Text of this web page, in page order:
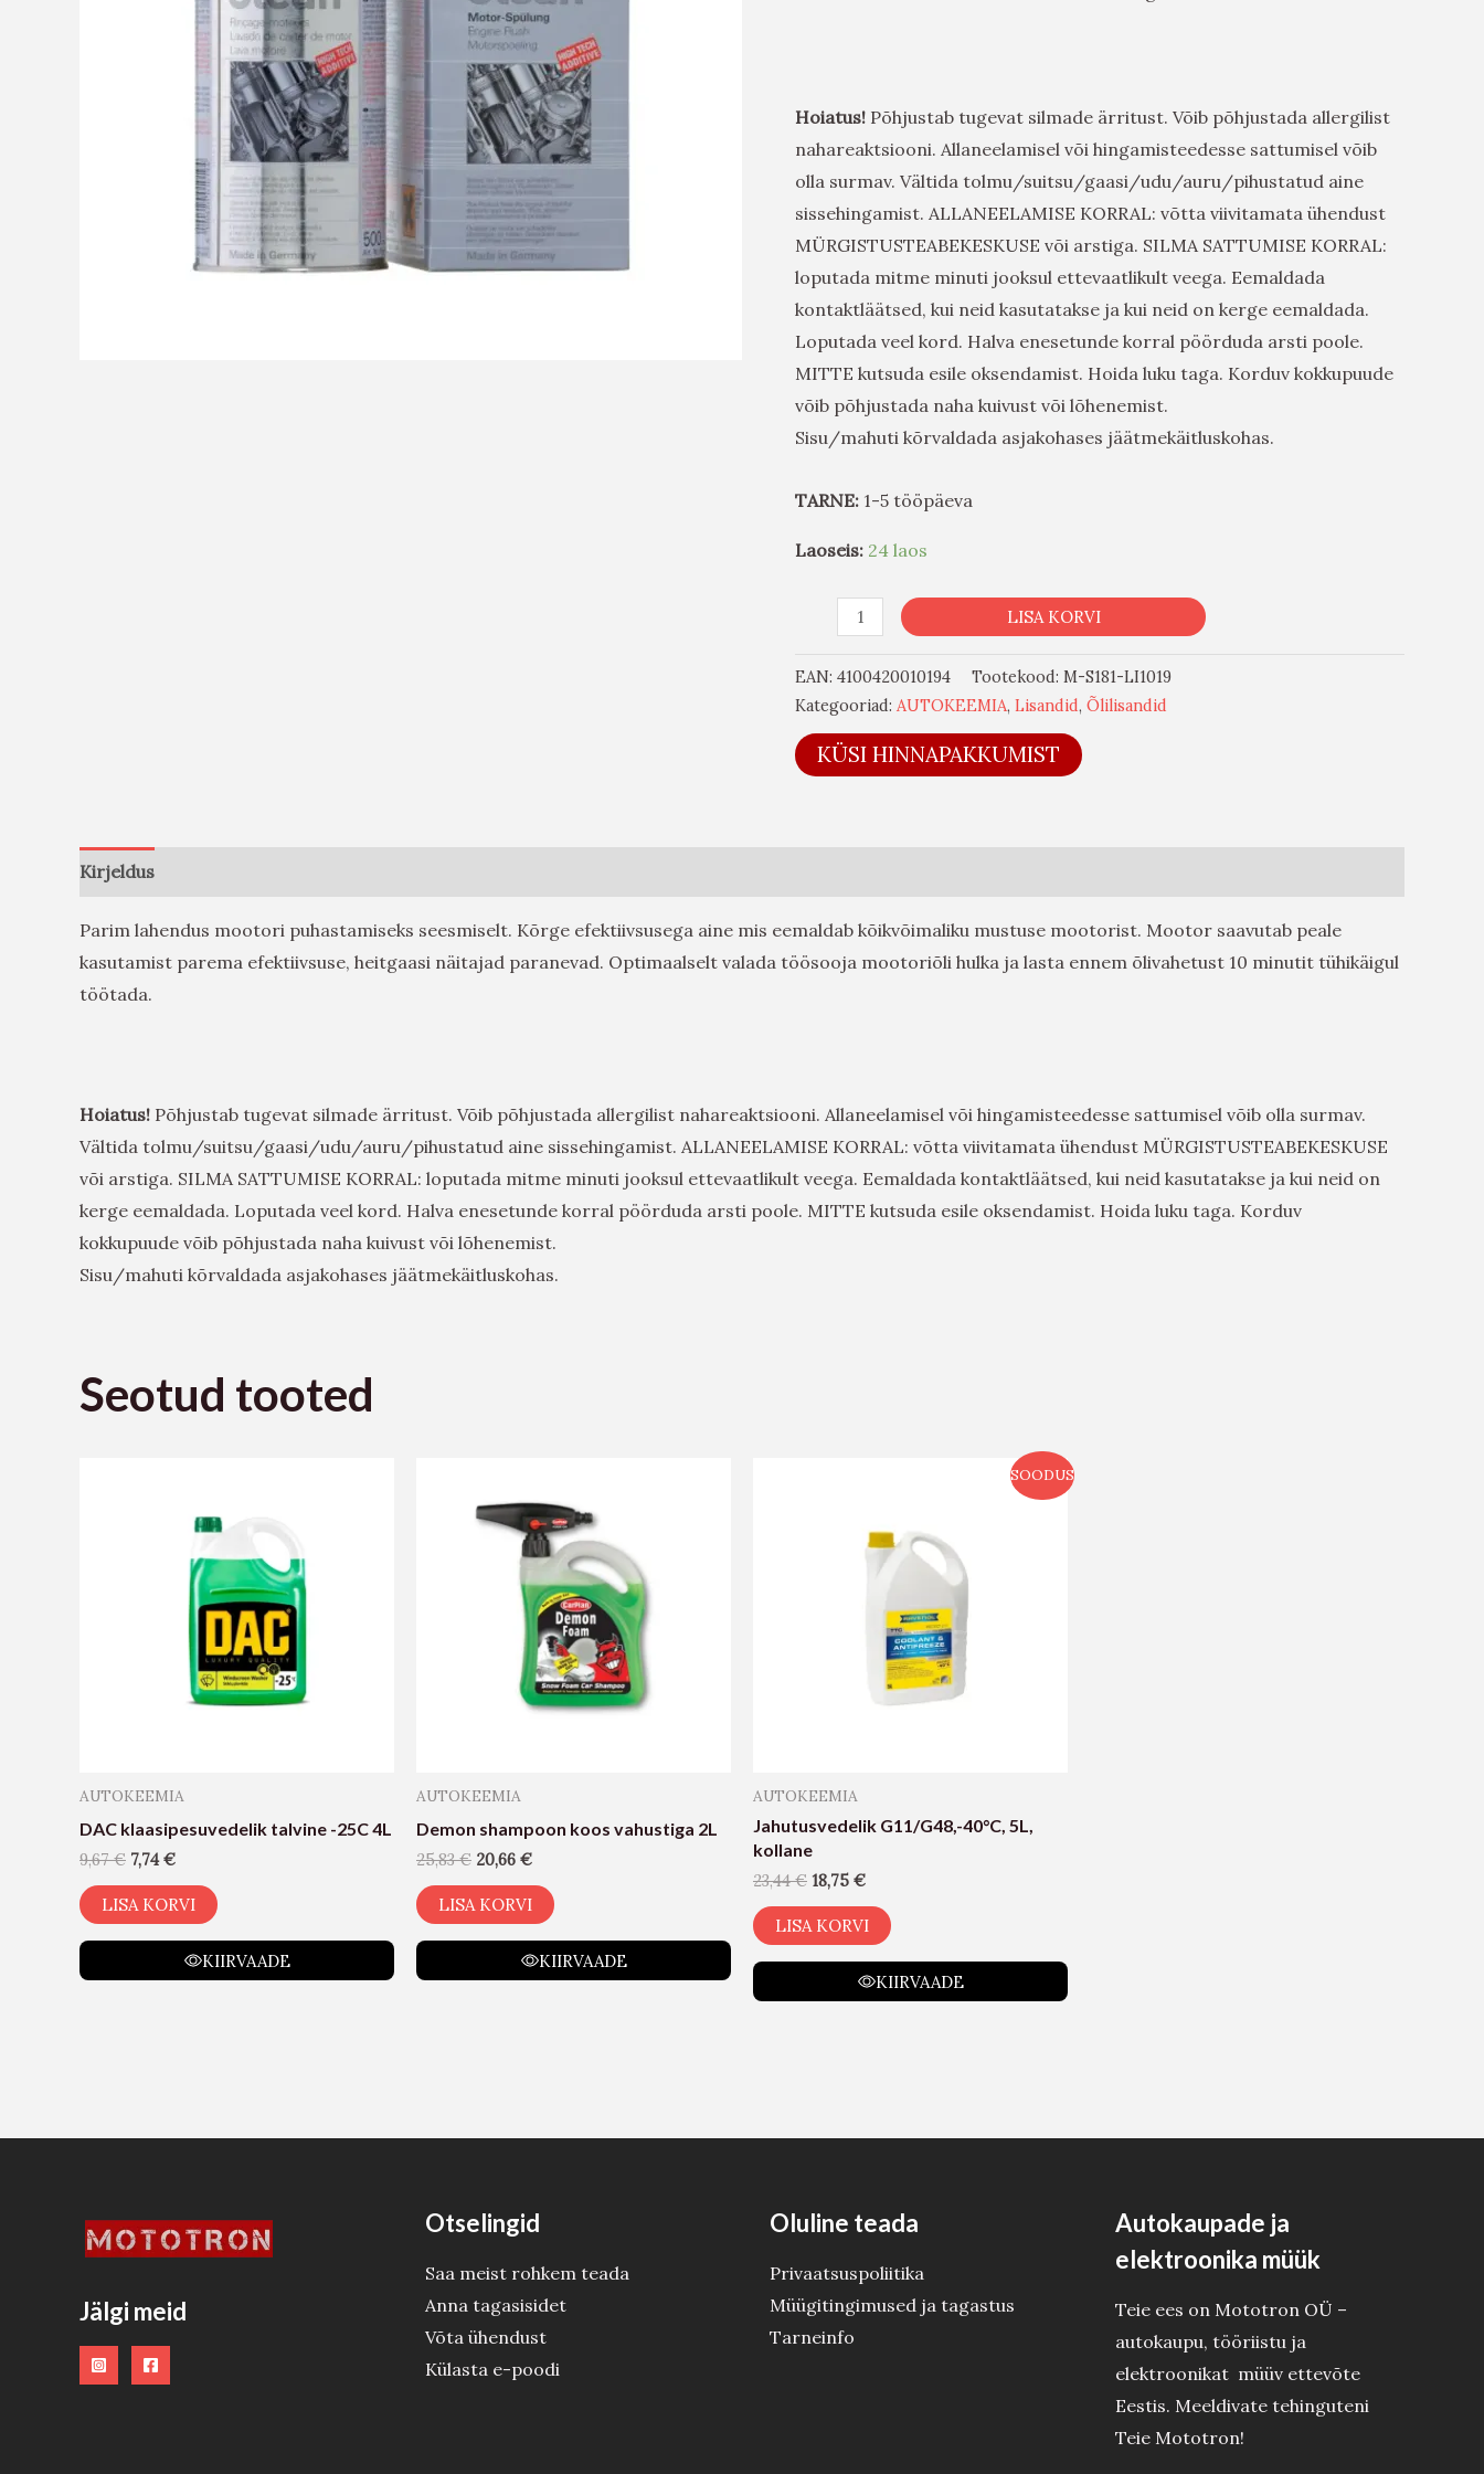
Hoiatus! Põhjustab tugevat silmade ärritust. Võib põhjustada allergilist
nahareaktsiooni. Allaneelamisel või hingamisteedesse sattumisel võib
olla surmav. Vältida tolmu/suitsu/gaasi/udu/auru/pihustatud aine
sissehingamist. ALLANEELAMISE KORRAL: võtta viivitamata ühendust
MÜRGISTUSTEABEKESKUSE või arstiga. SILMA SATTUMISE KORRAL:
loputada mitme minuti jooksul ettevaatlikult veega. Eemaldada
kontaktläätsed, kui neid kasutatakse ja kui neid on kerge eemaldada.
Loputada veel kord. Halva enesetunde korral pöörduda arsti poole.
MITTE kutsuda esile oksendamist. Hoida luku taga. Korduv kokkupuude
võib põhjustada naha kuivust või lõhenemist.
Sisu/mahuti kõrvaldada asjakohases jäätmekäitluskohas.
TARNE: 1-5 tööpäeva
Laoseis: 24 laos
LISA KORVI
EAN: 4100420010194 Tootekood: M-S181-LI1019
Kategooriad: AUTOKEEMIA, Lisandid, Õlilisandid
KÜSI HINNAPAKKUMIST
Kirjeldus
Parim lahendus mootori puhastamiseks seesmiselt. Kõrge efektiivsusega aine mis eemaldab kõikvõimaliku mustuse mootorist. Mootor saavutab peale
kasutamist parema efektiivsuse, heitgaasi näitajad paranevad. Optimaalselt valada töösooja mootoriõli hulka ja lasta ennem õlivahetust 10 minutit tühikäigul
töötada.
Hoiatus! Põhjustab tugevat silmade ärritust. Võib põhjustada allergilist nahareaktsiooni. Allaneelamisel või hingamisteedesse sattumisel võib olla surmav.
Vältida tolmu/suitsu/gaasi/udu/auru/pihustatud aine sissehingamist. ALLANEELAMISE KORRAL: võtta viivitamata ühendust MÜRGISTUSTEABEKESKUSE
või arstiga. SILMA SATTUMISE KORRAL: loputada mitme minuti jooksul ettevaatlikult veega. Eemaldada kontaktläätsed, kui neid kasutatakse ja kui neid on
kerge eemaldada. Loputada veel kord. Halva enesetunde korral pöörduda arsti poole. MITTE kutsuda esile oksendamist. Hoida luku taga. Korduv
kokkupuude võib põhjustada naha kuivust või lõhenemist.
Sisu/mahuti kõrvaldada asjakohases jäätmekäitluskohas.
Seotud tooted
AUTOKEEMIA
DAC klaasipesuvedelik talvine -25C 4L
9,67€ 7,74€
LISA KORVI
KIIRVAADE
AUTOKEEMIA
Demon shampoon koos vahustiga 2L
25,83€ 20,66 €
LISA KORVI
KIIRVAADE
SOODUS
AUTOKEEMIA
Jahutusvedelik G11/G48,-40°C, 5L,
kollane
23,44€ 18,75 €
LISA KORVI
KIIRVAADE
Jälgi meid
Otselingid
Saa meist rohkem teada
Anna tagasisidet
Võta ühendust
Külasta e-poodi
Oluline teada
Privaatsuspoliitika
Müügitingimused ja tagastus
Tarneinfo
Autokaupade ja
elektroonika müük
Teie ees on Mototron OÜ –
autokaupu, tööriistu ja
elektroonikat müüv ettevõte
Eestis. Meeldivate tehinguteni
Teie Mototron!